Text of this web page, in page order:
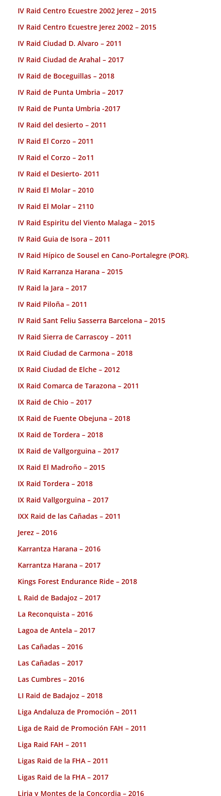
IV Raid Centro Ecuestre 2002 Jerez – 2015
IV Raid Centro Ecuestre Jerez 2002 – 2015
IV Raid Ciudad D. Alvaro – 2011
IV Raid Ciudad de Arahal – 2017
IV Raid de Boceguillas – 2018
IV Raid de Punta Umbria – 2017
IV Raid de Punta Umbria -2017
IV Raid del desierto – 2011
IV Raid El Corzo – 2011
IV Raid el Corzo – 2o11
IV Raid el Desierto- 2011
IV Raid El Molar – 2010
IV Raid El Molar – 2110
IV Raid Espiritu del Viento Malaga – 2015
IV Raid Guia de Isora – 2011
IV Raid Hípico de Sousel en Cano-Portalegre (POR).
IV Raid Karranza Harana – 2015
IV Raid la Jara – 2017
IV Raid Piloña – 2011
IV Raid Sant Feliu Sasserra Barcelona – 2015
IV Raid Sierra de Carrascoy – 2011
IX Raid Ciudad de Carmona – 2018
IX Raid Ciudad de Elche – 2012
IX Raid Comarca de Tarazona – 2011
IX Raid de Chio – 2017
IX Raid de Fuente Obejuna – 2018
IX Raid de Tordera – 2018
IX Raid de Vallgorguina – 2017
IX Raid El Madroño – 2015
IX Raid Tordera – 2018
IX Raid Vallgorguina – 2017
IXX Raid de las Cañadas – 2011
Jerez – 2016
Karrantza Harana – 2016
Karrantza Harana – 2017
Kings Forest Endurance Ride – 2018
L Raid de Badajoz – 2017
La Reconquista – 2016
Lagoa de Antela – 2017
Las Cañadas – 2016
Las Cañadas – 2017
Las Cumbres – 2016
LI Raid de Badajoz – 2018
Liga Andaluza de Promoción – 2011
Liga de Raid de Promoción FAH – 2011
Liga Raid FAH – 2011
Ligas Raid de la FHA – 2011
Ligas Raid de la FHA – 2017
Liria y Montes de la Concordia – 2016